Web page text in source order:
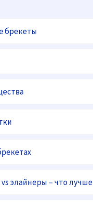
брекеты
элайнеры – что лучше